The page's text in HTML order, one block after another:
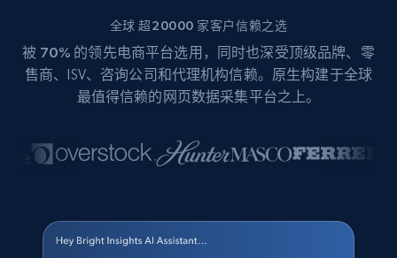
全球 超20000 家客户信赖之选
被 70% 的领先电商平台选用，同时也深受顶级品牌、零
售商、ISV、咨询公司和代理机构信赖。原生构建于全球
最值得信赖的网页数据采集平台之上。